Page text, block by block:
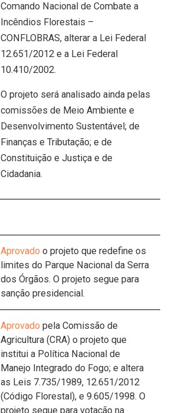
Comando Nacional de Combate a
Incêndios Florestais –
CONFLOBRAS, alterar a Lei Federal
12.651/2012 e a Lei Federal
10.410/2002.
O projeto será analisado ainda pelas
comissões de Meio Ambiente e
Desenvolvimento Sustentável; de
Finanças e Tributação; e de
Constituição e Justiça e de
Cidadania.
Aprovado o projeto que redefine os
limites do Parque Nacional da Serra
dos Órgãos. O projeto segue para
sanção presidencial.
Aprovado pela Comissão de
Agricultura (CRA) o projeto que
institui a Política Nacional de
Manejo Integrado do Fogo; e altera
as Leis 7.735/1989, 12.651/2012
(Código Florestal), e 9.605/1998. O
projeto segue para votação na